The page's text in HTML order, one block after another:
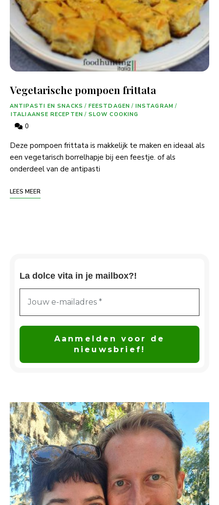
Vegetarische pompoen frittata
ANTIPASTI EN SNACKS / FEESTDAGEN / INSTAGRAM /
ITALIAANSE RECEPTEN / SLOW COOKING
0
Deze pompoen frittata is makkelijk te maken en ideaal als
een vegetarisch borrelhapje bij een feestje. of als
onderdeel van de antipasti
LEES MEER
La dolce vita in je mailbox?!